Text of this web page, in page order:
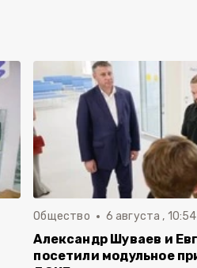
Общество 6 августа , 10:54
Александр Шуваев и
посетили модульное